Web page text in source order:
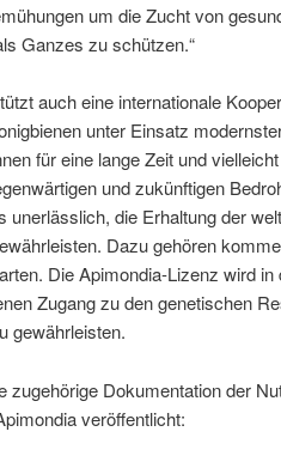
um die Zucht von
Ganzes zu schützen.“
auch eine internationale
unter Einsatz
für eine lange Zeit und
und zukünftigen
unerlässlich, die Erhaltung der
Dazu gehören
Die Apimondia-Lizenz wird
Zugang zu den genetischen
gewährleisten.
zugehörige Dokumentation der
veröffentlicht: